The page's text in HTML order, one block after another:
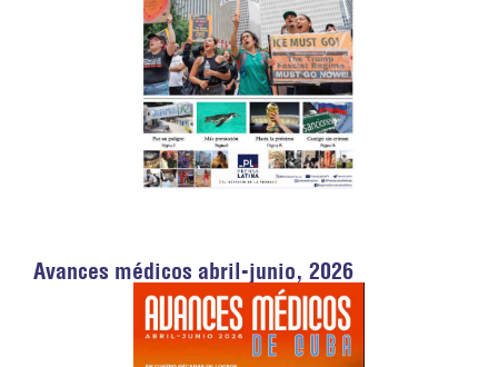
Avances médicos abril-junio, 2026